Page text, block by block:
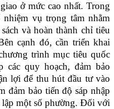
ở mức cao nhất. Trong
vụ trọng tâm nhằm
và hoàn thành chỉ tiêu
cạnh đó, cần triển khai
trình mục tiêu quốc
các quy hoạch, đảm bảo
lợi để thu hút đầu tư vào
đảm bảo tiến độ sáp nhập
một số phường. Đối với